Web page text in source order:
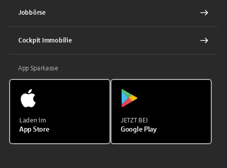
Jobbörse
Cockpit Immobilie
App Sparkasse
Laden im
App Store
JETZT BEI
Google Play